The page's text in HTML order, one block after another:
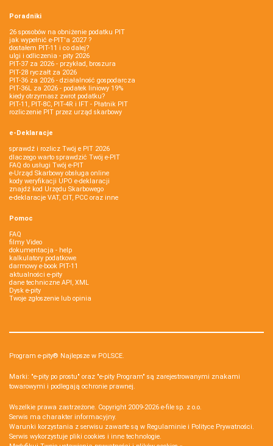
Poradniki
26 sposobów na obniżenie podatku PIT
jak wypełnić e-PIT'a 2027 ?
dostałem PIT-11 i co dalej?
ulgi i odliczenia - pity 2026
PIT-37 za 2026 - przykład, broszura
PIT-28 ryczałt za 2026
PIT-36 za 2026 - działalność gospodarcza
PIT-36L za 2026 - podatek liniowy 19%
kiedy otrzymasz zwrot podatku?
PIT-11, PIT-8C, PIT-4R i IFT - Płatnik PIT
rozliczenie PIT przez urząd skarbowy
e-Deklaracje
sprawdź i rozlicz Twój e PIT 2026
dlaczego warto sprawdzić Twój e-PIT
FAQ do usługi Twój e-PIT
e-Urząd Skarbowy obsługa online
kody weryfikacji UPO e-deklaracji
znajdź kod Urzędu Skarbowego
e-deklaracje VAT, CIT, PCC oraz inne
Pomoc
FAQ
filmy Video
dokumentacja - help
kalkulatory podatkowe
darmowy e-book PIT-11
aktualności e-pity
dane techniczne API, XML
Dysk e-pity
Twoje zgłoszenie lub opinia
Program e-pity® Najlepsze w POLSCE.
Marki: "e-pity po prostu" oraz "e-pity Program" są zarejestrowanymi znakami
towarowymi i podlegają ochronie prawnej.
Wszelkie prawa zastrzeżone. Copyright 2009-2026 e-file sp. z o.o.
Serwis ma charakter informacyjny.
Warunki korzystania z serwisu zawarte są w Regulaminie i Polityce Prywatności.
Serwis wykorzystuje pliki cookies i inne technologie.